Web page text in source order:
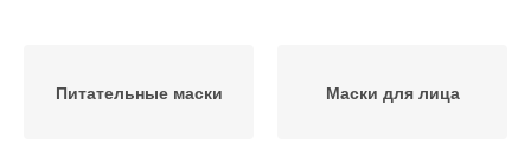
Питательные маски Маски для лица